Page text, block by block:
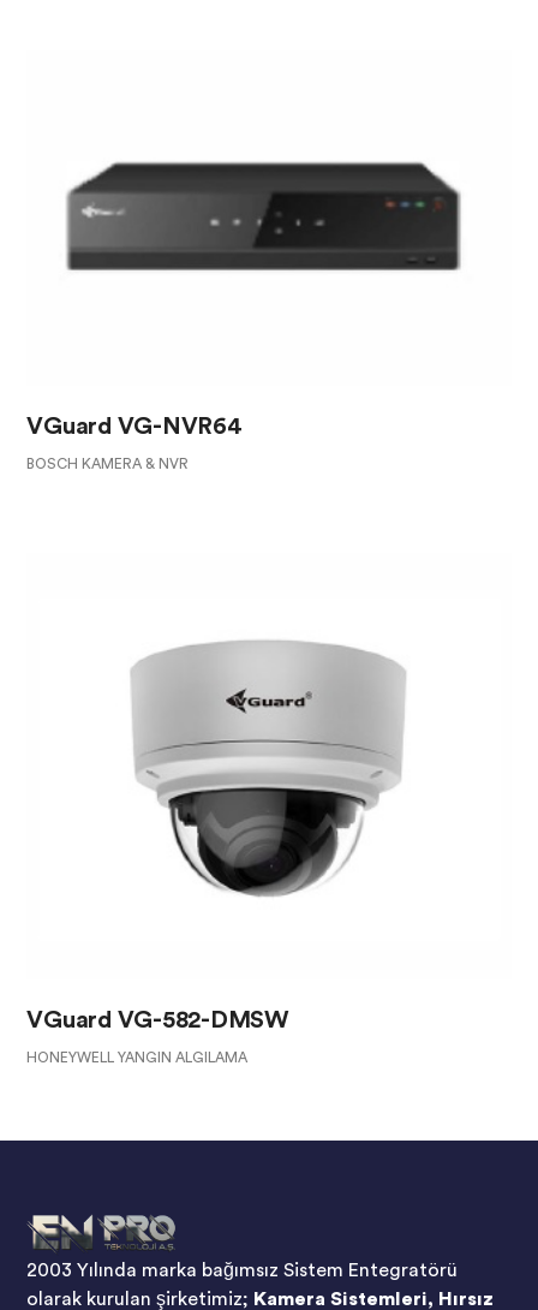
VGuard VG-NVR64
BOSCH KAMERA & NVR
VGuard VG-582-DMSW
HONEYWELL YANGIN ALGILAMA
2003 Yılında marka bağımsız Sistem Entegratörü
olarak kurulan şirketimiz; Kamera Sistemleri, Hırsız